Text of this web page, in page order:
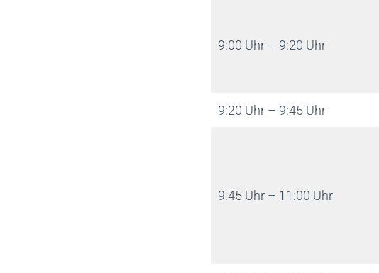
9:00 Uhr – 9:20 Uhr
9:20 Uhr – 9:45 Uhr
9:45 Uhr – 11:00 Uhr